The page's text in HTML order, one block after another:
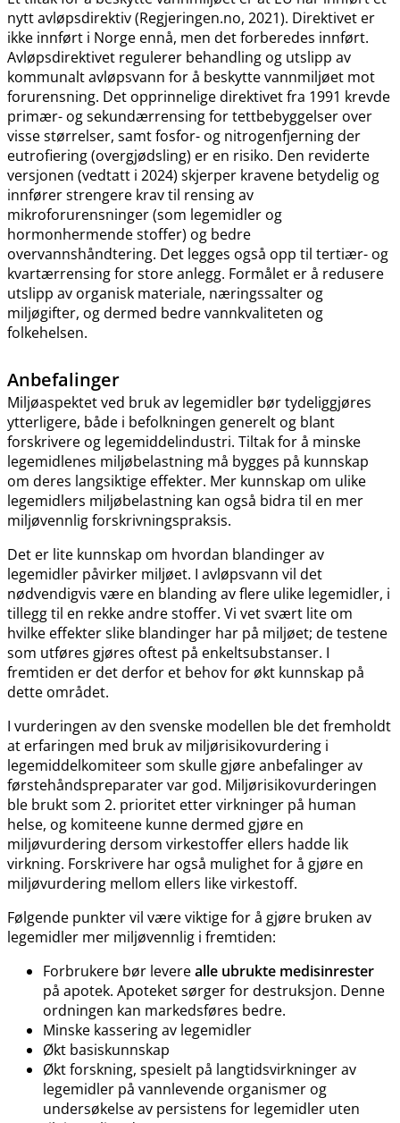
nytt avløpsdirektiv (Regjeringen.no, 2021). Direktivet er
ikke innført i Norge ennå, men det forberedes innført.
Avløpsdirektivet regulerer behandling og utslipp av
kommunalt avløpsvann for å beskytte vannmiljøet mot
forurensning. Det opprinnelige direktivet fra 1991 krevde
primær- og sekundærrensing for tettbebyggelser over
visse størrelser, samt fosfor- og nitrogenfjerning der
eutrofiering (overgjødsling) er en risiko. Den reviderte
versjonen (vedtatt i 2024) skjerper kravene betydelig og
innfører strengere krav til rensing av
mikroforurensninger (som legemidler og
hormonhermende stoffer) og bedre
overvannshåndtering. Det legges også opp til tertiær- og
kvartærrensing for store anlegg. Formålet er å redusere
utslipp av organisk materiale, næringssalter og
miljøgifter, og dermed bedre vannkvaliteten og
folkehelsen.
Anbefalinger
Miljøaspektet ved bruk av legemidler bør tydeliggjøres
ytterligere, både i befolkningen generelt og blant
forskrivere og legemiddelindustri. Tiltak for å minske
legemidlenes miljøbelastning må bygges på kunnskap
om deres langsiktige effekter. Mer kunnskap om ulike
legemidlers miljøbelastning kan også bidra til en mer
miljøvennlig forskrivningspraksis.
Det er lite kunnskap om hvordan blandinger av
legemidler påvirker miljøet. I avløpsvann vil det
nødvendigvis være en blanding av flere ulike legemidler, i
tillegg til en rekke andre stoffer. Vi vet svært lite om
hvilke effekter slike blandinger har på miljøet; de testene
som utføres gjøres oftest på enkeltsubstanser. I
fremtiden er det derfor et behov for økt kunnskap på
dette området.
I vurderingen av den svenske modellen ble det fremholdt
at erfaringen med bruk av miljørisikovurdering i
legemiddelkomiteer som skulle gjøre anbefalinger av
førstehåndspreparater var god. Miljørisikovurderingen
ble brukt som 2. prioritet etter virkninger på human
helse, og komiteene kunne dermed gjøre en
miljøvurdering dersom virkestoffer ellers hadde lik
virkning. Forskrivere har også mulighet for å gjøre en
miljøvurdering mellom ellers like virkestoff.
Følgende punkter vil være viktige for å gjøre bruken av
legemidler mer miljøvennlig i fremtiden:
Forbrukere bør leverealle ubrukte medisinrester
på apotek. Apoteket sørger for destruksjon. Denne
ordningen kan markedsføres bedre.
Minske kassering av legemidler
Økt basiskunnskap
Økt forskning, spesielt på langtidsvirkninger av
legemidler på vannlevende organismer og
undersøkelse av persistens for legemidler uten